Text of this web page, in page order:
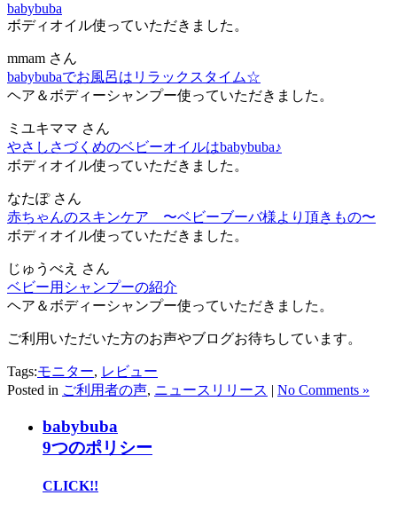
babybuba
ボディオイル使っていただきました。
mmam さん
babybubaでお風呂はリラックスタイム☆
ヘア＆ボディーシャンプー使っていただきました。
ミユキママ さん
やさしさづくめのベビーオイルはbabybuba♪
ボディオイル使っていただきました。
なたぽ さん
赤ちゃんのスキンケア 〜ベビーブーバ様より頂きもの〜
ボディオイル使っていただきました。
じゅうべえ さん
ベビー用シャンプーの紹介
ヘア＆ボディーシャンプー使っていただきました。
ご利用いただいた方のお声やブログお待ちしています。
Tags:モニター, レビュー
Posted in ご利用者の声, ニュースリリース No Comments »
babybuba
9つのポリシー
CLICK!!